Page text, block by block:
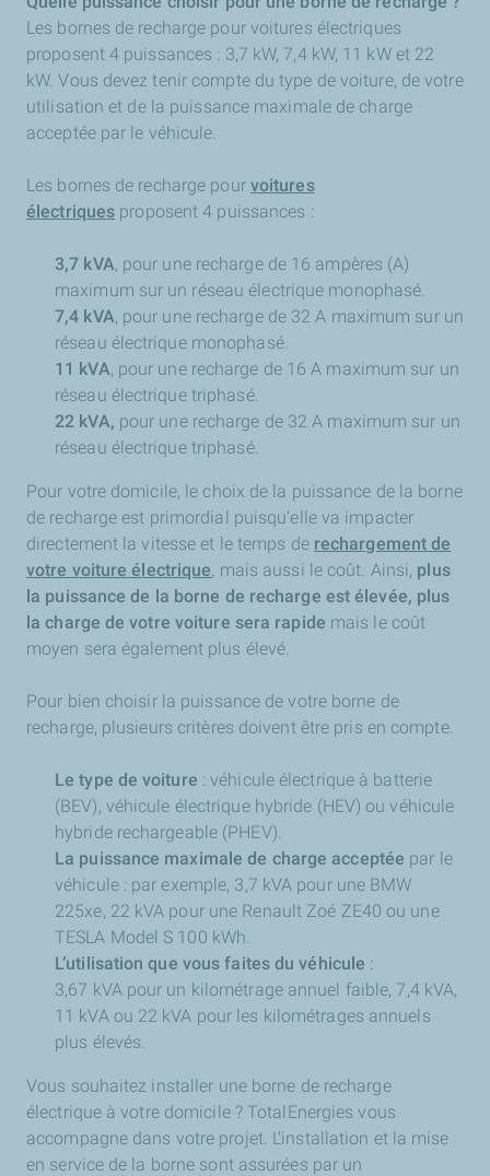
Les bornes de recharge pour voitures électriques
proposent 4 puissances : 3,7 kW, 7,4 kW, 11 kW et 22
kW. Vous devez tenir compte du type de voiture, de votre
utilisation et de la puissance maximale de charge
acceptée par le véhicule.
Les bornes de recharge pour voitures
électriques proposent 4 puissances :
3,7 kVA, pour une recharge de 16 ampères (A)
maximum sur un réseau électrique monophasé.
7,4 kVA, pour une recharge de 32 A maximum sur un
réseau électrique monophasé.
11 kVA, pour une recharge de 16 A maximum sur un
réseau électrique triphasé.
22 kVA, pour une recharge de 32 A maximum sur un
réseau électrique triphasé.
Pour votre domicile, le choix de la puissance de la borne
de recharge est primordial puisqu’elle va impacter
directement la vitesse et le temps de rechargement de
votre voiture électrique, mais aussi le coût. Ainsi, plus
la puissance de la borne de recharge est élevée, plus
la charge de votre voiture sera rapide mais le coût
moyen sera également plus élevé.
Pour bien choisir la puissance de votre borne de
recharge, plusieurs critères doivent être pris en compte.
Le type de voiture : véhicule électrique à batterie
(BEV), véhicule électrique hybride (HEV) ou véhicule
hybride rechargeable (PHEV).
La puissance maximale de charge acceptée par le
véhicule : par exemple, 3,7 kVA pour une BMW
225xe, 22 kVA pour une Renault Zoé ZE40 ou une
TESLA Model S 100 kWh.
L’utilisation que vous faites du véhicule :
3,67 kVA pour un kilométrage annuel faible, 7,4 kVA,
11 kVA ou 22 kVA pour les kilométrages annuels
plus élevés.
Vous souhaitez installer une borne de recharge
électrique à votre domicile ? TotalEnergies vous
accompagne dans votre projet. L'installation et la mise
en service de la borne sont assurées par un